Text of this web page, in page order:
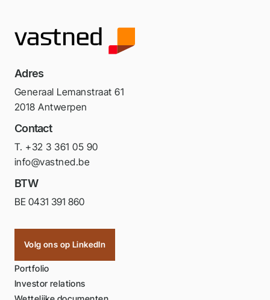
Adres
Generaal Lemanstraat 61
2018 Antwerpen
Contact
T. +32 3 361 05 90
info@vastned.be
BTW
BE 0431 391 860
Portfolio
Investor relations
Volg ons op LinkedIn